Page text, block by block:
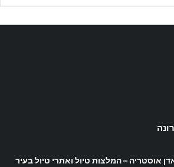
אוסטריה – המלצות טיול ואתרי טיול בעיר